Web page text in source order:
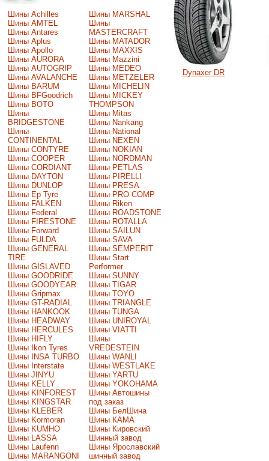
Шины Achilles
Шины AMTEL
Шины Antares
Шины Aplus
Шины Apollo
Шины AURORA
Шины AUTOGRIP
Шины AVALANCHE
Шины BARUM
Шины BFGoodrich
Шины BOTO
Шины
BRIDGESTONE
Шины
CONTINENTAL
Шины CONTYRE
Шины COOPER
Шины CORDIANT
Шины DAYTON
Шины DUNLOP
Шины Ep Tyre
Шины FALKEN
Шины Federal
Шины FIRESTONE
Шины Forward
Шины FULDA
Шины GENERAL
TIRE
Шины GISLAVED
Шины GOODRIDE
Шины GOODYEAR
Шины Gripmax
Шины GT-RADIAL
Шины HANKOOK
Шины HEADWAY
Шины HERCULES
Шины HIFLY
Шины Ikon Tyres
Шины INSA TURBO
Шины Interstate
Шины JINYU
Шины KELLY
Шины KINFOREST
Шины KINGSTAR
Шины KLEBER
Шины Kormoran
Шины KUMHO
Шины LASSA
Шины Laufenn
Шины MARANGONI
Шины MARSHAL
Шины
MASTERCRAFT
Шины MATADOR
Шины MAXXIS
Шины Mazzini
Шины MEDEO
Шины METZELER
Шины MICHELIN
Шины MICKEY
THOMPSON
Шины Mitas
Шины Nankang
Шины National
Шины NEXEN
Шины NOKIAN
Шины NORDMAN
Шины PETLAS
Шины PIRELLI
Шины PRESA
Шины PRO COMP
Шины Riken
Шины ROADSTONE
Шины ROTALLA
Шины SAILUN
Шины SAVA
Шины SEMPERIT
Шины Start
Performer
Шины SUNNY
Шины TIGAR
Шины TOYO
Шины TRIANGLE
Шины TUNGA
Шины UNIROYAL
Шины VIATTI
Шины
VREDESTEIN
Шины WANLI
Шины WESTLAKE
Шины YARTU
Шины YOKOHAMA
Шины Автошины
под заказ
Шины БелШина
Шины КАМА
Шины Кировский
Шинный завод
Шины Ярославский
шинный завод
Dynaxer DR